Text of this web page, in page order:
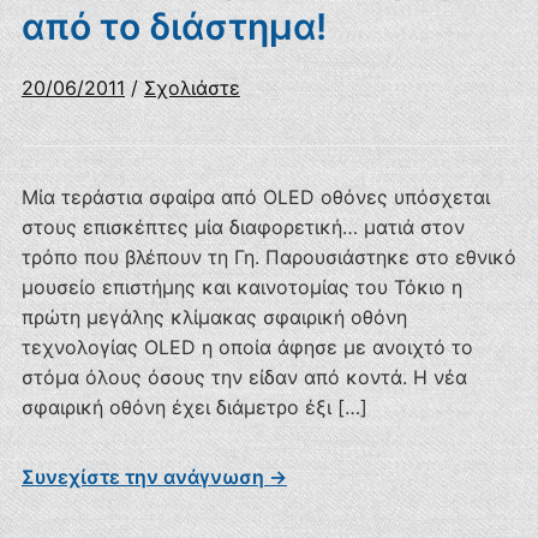
από το διάστημα!
20/06/2011 /Σχολιάστε
Μία τεράστια σφαίρα από OLED οθόνες υπόσχεται
στους επισκέπτες μία διαφορετική… ματιά στον
τρόπο που βλέπουν τη Γη. Παρουσιάστηκε στο εθνικό
μουσείο επιστήμης και καινοτομίας του Τόκιο η
πρώτη μεγάλης κλίμακας σφαιρική οθόνη
τεχνολογίας OLED η οποία άφησε με ανοιχτό το
στόμα όλους όσους την είδαν από κοντά. Η νέα
σφαιρική οθόνη έχει διάμετρο έξι […]
Συνεχίστε την ανάγνωση →